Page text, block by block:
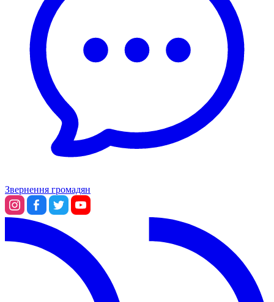
Звернення громадян